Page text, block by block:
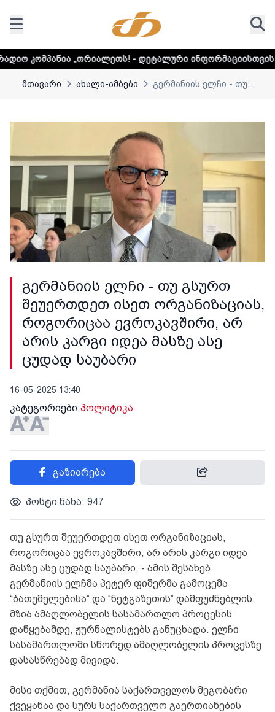
- დეტალური ინფორმაციისთვის დააკლიკეთ
მთავარი ახალი-ამბები გერმანიის ელჩი - თუ...
გერმანიის ელჩი - თუ გსურთ
შეუერთდეთ ისეთ ორგანიზაციას,
როგორიცაა ევროკავშირი, არ
არის კარგი იდეა მასზე ასე
ცუდად საუბარი
16-05-2025 13:40
კატეგორიები:პოლიტიკა
გაზიარება
პოსტი ნახა: 947
თუ გსურთ შეუერთდეთ ისეთ ორგანიზაციას,
როგორიცაა ევროკავშირი, არ არის კარგი იდეა
მასზე ასე ცუდად საუბარი, - ამის შესახებ
გერმანიის ელჩმა პეტერ ფიშერმა გამოცემა
“ბათუმელებისა” და “ნეტგაზეთის” დამფუძნებლის,
მზია ამაღლობელის სასამართლო პროცესის
დაწყებამდე, ჟურნალისტებს განუცხადა. ელჩი
სასამართლოში სწორედ ამაღლობელის პროცესზე
დასასწრებად მივიდა.
მისი თქმით, გერმანია საქართველოს მეგობარი
ქვეყანაა და სურს საქართველო გაერთიანების